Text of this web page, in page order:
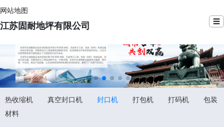
网站地图
江苏固耐地坪有限公司 ☰
热收缩机 真空封口机 封口机 打包机 打码机
包装
材料